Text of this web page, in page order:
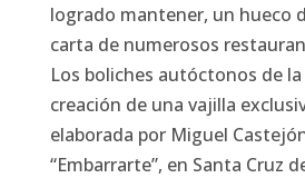
logrado mantener, un hueco
carta de numerosos
Los boliches autóctonos de
creación de una vajilla
elaborada por Miguel
“Embarrarte”, en Santa Cruz